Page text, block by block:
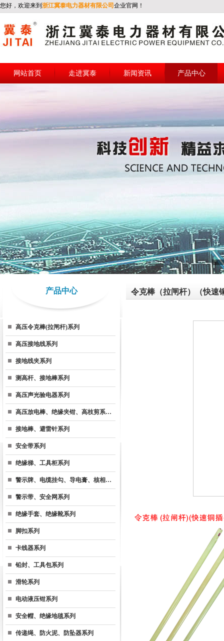
您好，欢迎来到 浙江冀泰电力器材有限公司 企业官网！
网站首页 走进冀泰 新闻资讯 产品中心
产品中心
高压令克棒(拉闸杆)系列
高压接地线系列
接地线夹系列
测高杆、接地棒系列
高压声光验电器系列
高压放电棒、绝缘夹钳、高枝剪系…
接地棒、避雷针系列
安全带系列
绝缘梯、工具柜系列
警示牌、电缆挂勾、导电膏、核相…
警示带、安全网系列
绝缘手套、绝缘靴系列
脚扣系列
卡线器系列
铅封、工具包系列
滑轮系列
电动液压钳系列
安全帽、绝缘地毯系列
传递绳、防火泥、防坠器系列
令克棒（拉闸杆）（快速